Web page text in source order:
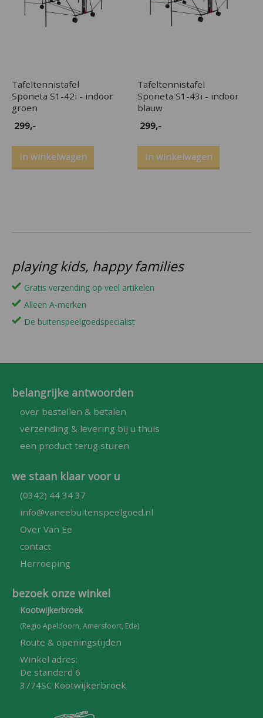
Tafeltennistafel
Sponeta S1-42i - indoor
groen
299,-
In winkelwagen
Tafeltennistafel
Sponeta S1-43i - indoor
blauw
299,-
In winkelwagen
playing kids, happy families
Gratis verzending op veel artikelen
Alleen A-merken
De buitenspeelgoedspecialist
belangrijke antwoorden
over bestellen & betalen
verzending & levering bij u thuis
een product terug sturen
we staan klaar voor u
(0342) 44 34 37
info@vaneebuitenspeelgoed.nl
Over Van Ee
contact
Herroeping
bezoek onze winkel
Kootwijkerbroek
(Regio Apeldoorn, Amersfoort, Ede)
Route & openingstijden
Winkel adres:
De standerd 6
3774SC Kootwijkerbroek